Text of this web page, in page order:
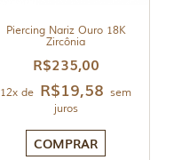
Piercing Nariz Ouro 18K
Zircônia
R$235,00
12x de R$19,58 sem
juros
COMPRAR